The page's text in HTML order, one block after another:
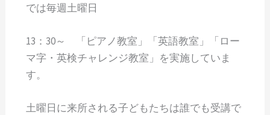
では毎週土曜日
13：30～ 「ピアノ教室」「英語教室」「ロー
マ字・英検チャレンジ教室」を実施していま
す。
土曜日に来所される子どもたちは誰でも受講で